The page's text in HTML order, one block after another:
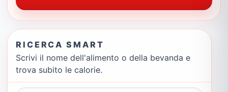
RICERCA SMART
Scrivi il nome dell'alimento o della bevanda e
trova subito le calorie.